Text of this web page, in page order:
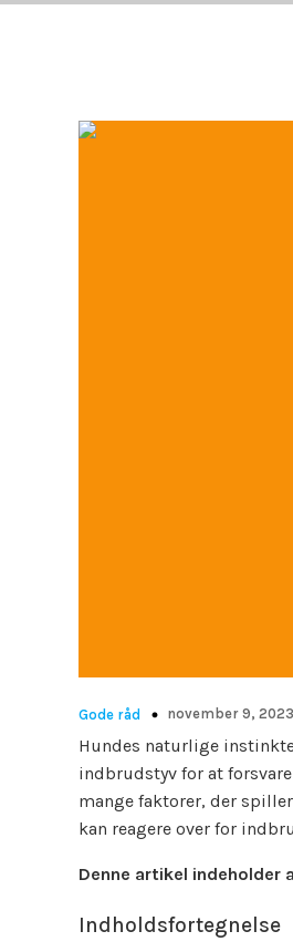
Gode råd november 9, 2023
Hundes naturlige
indbrudstyv for at
mange faktorer, der
kan reagere over for
Denne artikel indeholder
Indholdsfortegnelse